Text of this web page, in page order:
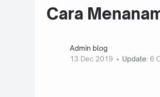
Cara
Admin blog
13 Dec 2019
Update: 6